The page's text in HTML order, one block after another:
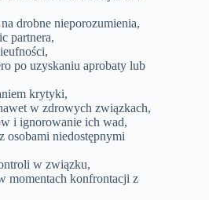
drobne nieporozumienia,
partnera,
po uzyskaniu aprobaty lub
krytyki,
w zdrowych związkach,
i ignorowanie ich wad,
osobami niedostępnymi
w związku,
momentach konfrontacji z